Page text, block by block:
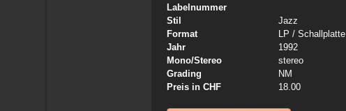
Labelnummer
Stil
Jazz
Format
LP / Schallplatte
Jahr
1992
Mono/Stereo
stereo
Grading
NM
Preis in CHF
18.00